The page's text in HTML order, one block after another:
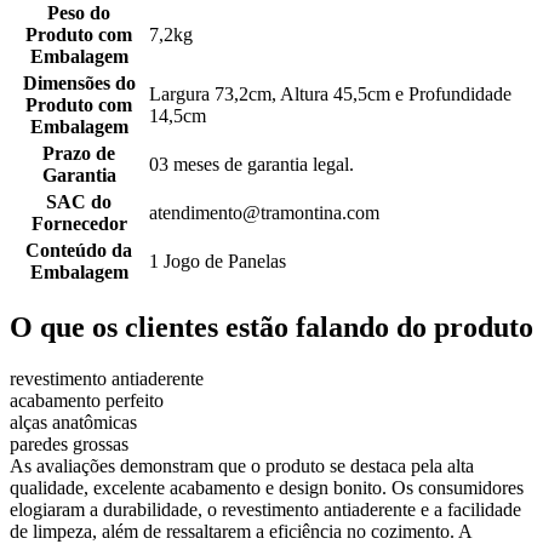
Peso do
Produto com
Embalagem
7,2kg
Dimensões do
Produto com
Embalagem
Largura 73,2cm, Altura 45,5cm e Profundidade
14,5cm
Prazo de
Garantia
03 meses de garantia legal.
SAC do
Fornecedor
atendimento@tramontina.com
Conteúdo da
Embalagem
1 Jogo de Panelas
O que os clientes estão falando do produto
revestimento antiaderente
acabamento perfeito
alças anatômicas
paredes grossas
As avaliações demonstram que o produto se destaca pela alta
qualidade, excelente acabamento e design bonito. Os consumidores
elogiaram a durabilidade, o revestimento antiaderente e a facilidade
de limpeza, além de ressaltarem a eficiência no cozimento. A